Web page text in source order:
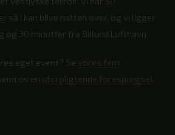
så I kan blive natten over, og vi ligger
og 30 minutter fra Billund Lufthavn.
eget event? Se vores fem
os en uforpligtende forespørgsel